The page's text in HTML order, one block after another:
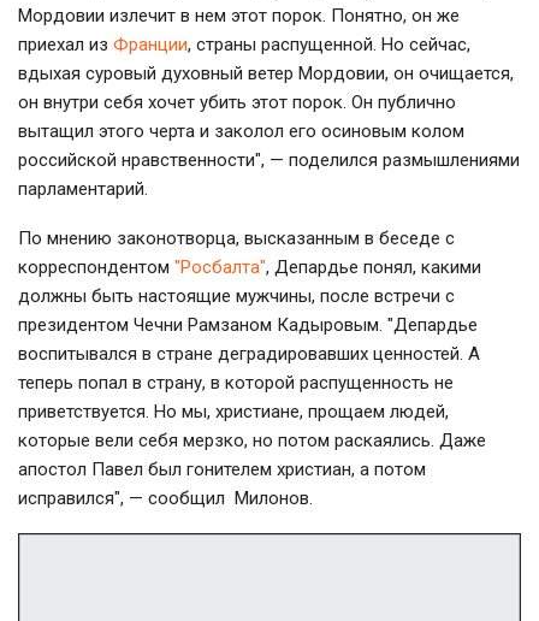
Мордовии излечит в нем этот порок. Понятно, он же
приехал из Франции, страны распущенной. Но сейчас,
вдыхая суровый духовный ветер Мордовии, он очищается,
он внутри себя хочет убить этот порок. Он публично
вытащил этого черта и заколол его осиновым колом
российской нравственности", — поделился размышлениями
парламентарий.
По мнению законотворца, высказанным в беседе с
корреспондентом "Росбалта", Депардье понял, какими
должны быть настоящие мужчины, после встречи с
президентом Чечни Рамзаном Кадыровым. "Депардье
воспитывался в стране деградировавших ценностей. А
теперь попал в страну, в которой распущенность не
приветствуется. Но мы, христиане, прощаем людей,
которые вели себя мерзко, но потом раскаялись. Даже
апостол Павел был гонителем христиан, а потом
исправился", — сообщил Милонов.